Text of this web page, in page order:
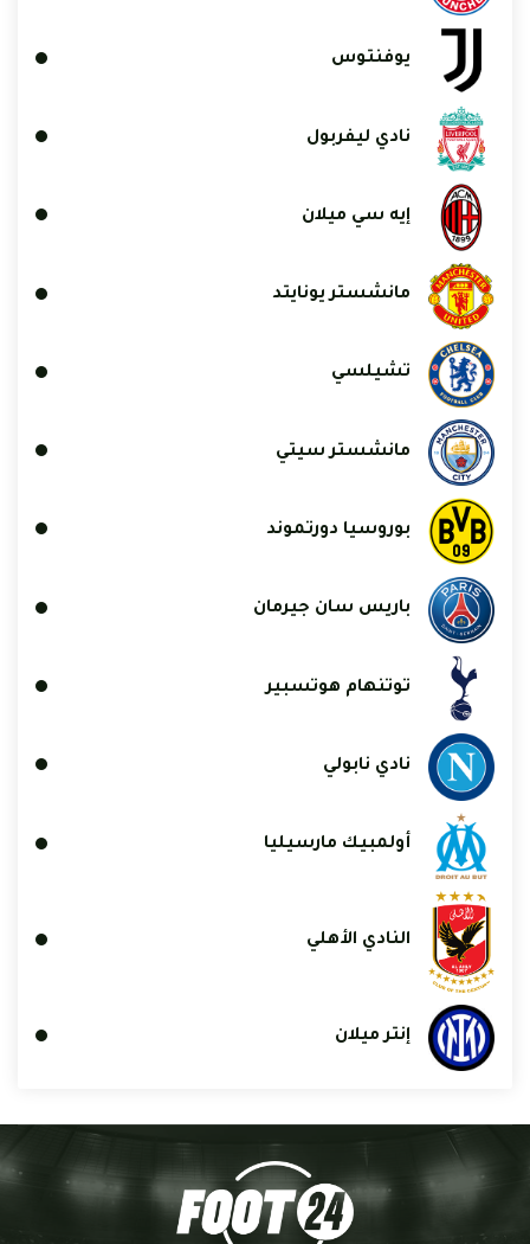
يوفنتوس
نادي ليفربول
إيه سي ميلان
مانشستر يونايتد
تشيلسي
مانشستر سيتي
بوروسيا دورتموند
باريس سان جيرمان
توتنهام هوتسبير
نادي نابولي
أولمبيك مارسيليا
النادي الأهلي
إنتر ميلان